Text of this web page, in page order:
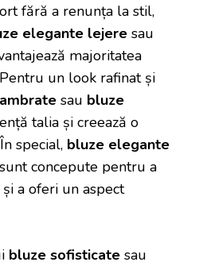
fără a renunța la stil,
elegante lejere sau
majoritatea
un look rafinat și
sau bluze
talia și creează o
special, bluze elegante
sunt concepute pentru a
a oferi un aspect
bluze sofisticate sau